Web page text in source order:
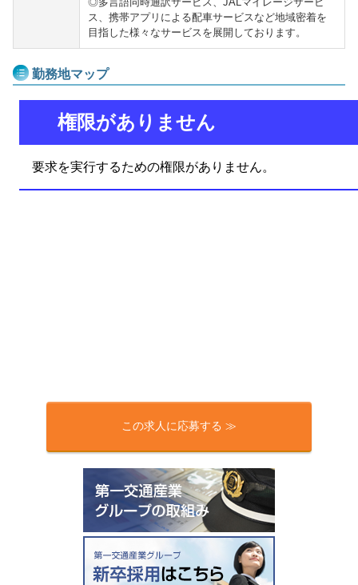
ス、携帯アプリによる配車サービスなど地域密着を
目指した様々なサービスを展開しております。
勤務地マップ
この求人に応募する ≫